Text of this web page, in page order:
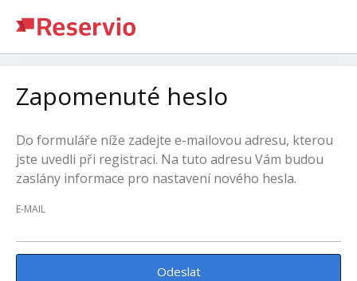
Zapomenuté heslo
Do formuláře níže zadejte e-mailovou adresu, kterou
jste uvedli při registraci. Na tuto adresu Vám budou
zaslány informace pro nastavení nového hesla.
E-MAIL
Odeslat